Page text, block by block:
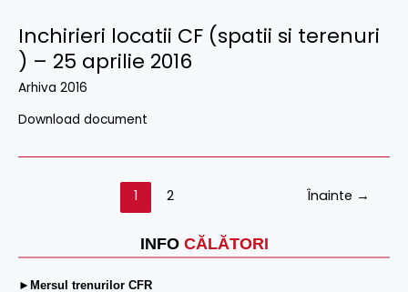
INFO CĂLĂTORI
►Mersul trenurilor CFR
Inchirieri locatii CF (spatii si terenuri
) – 25 aprilie 2016
Arhiva 2016
Download document
1 2 Înainte →